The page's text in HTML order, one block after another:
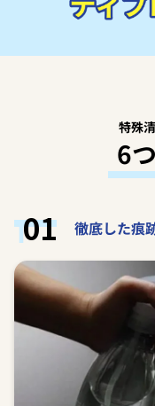
特殊
6
01 徹底した痕